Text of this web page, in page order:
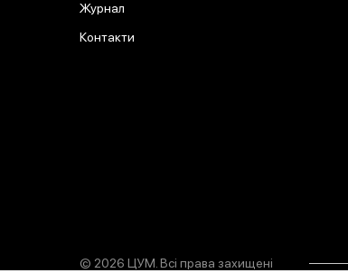
Журнал
Контакти